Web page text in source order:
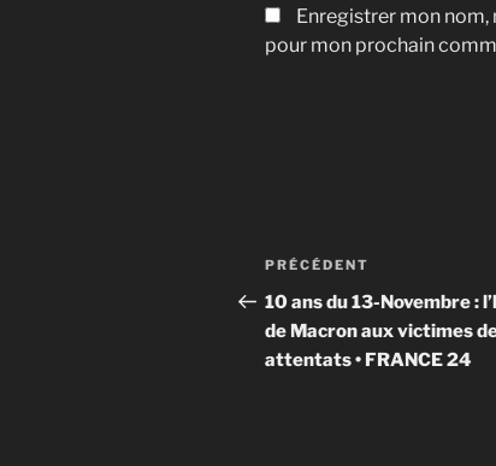
Enregistrer mon
pour mon prochain
Navigation
de
l’article
Article
précédent
PRÉCÉDENT
10 ans du 13-Novembre :
de Macron aux victimes
attentats • FRANCE 24